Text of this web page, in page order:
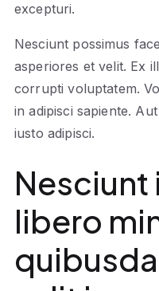
excepturi.
Nesciunt possimus
asperiores et velit. Ex
corrupti voluptatem.
in adipisci sapiente.
iusto adipisci.
Nesciunt
libero